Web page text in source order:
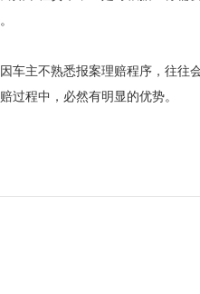
车主不熟悉报案理赔程序，往往
过程中，必然有明显的优势。